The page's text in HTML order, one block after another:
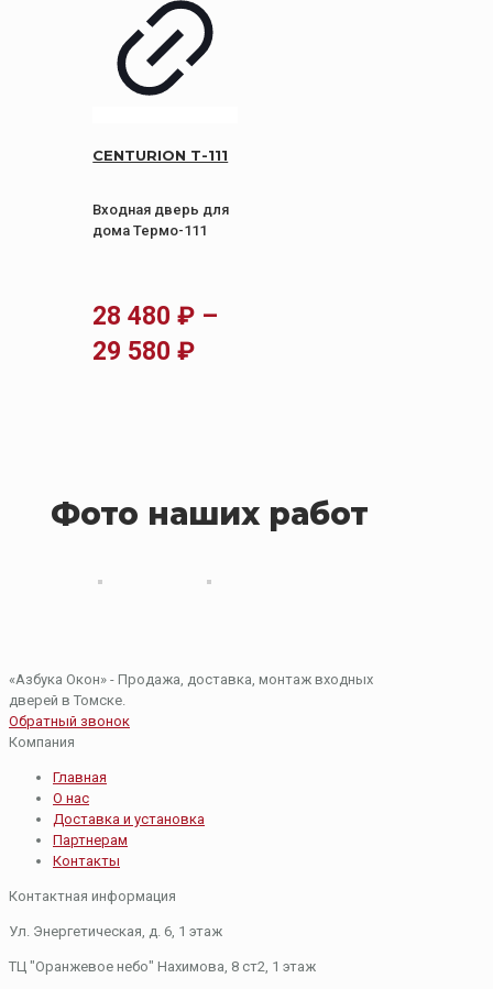
CENTURION Т-111
Входная дверь для
дома Термо-111
28 480₽ –
29 580₽Диапазон
29
Фото наших работ
«Азбука Окон» - Продажа, доставка, монтаж входных
дверей в Томске.
Обратный звонок
Компания
Главная
О нас
Доставка и установка
Партнерам
Контакты
Контактная информация
Ул. Энергетическая, д. 6, 1 этаж
​ТЦ "Оранжевое небо"​ Нахимова, 8 ст2, ​1 этаж